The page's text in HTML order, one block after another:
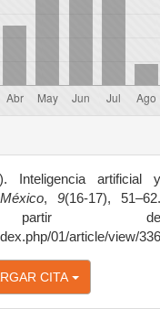
Inteligencia artificial y
, 9(16-17),
partir de
01/article/view/336
CITA